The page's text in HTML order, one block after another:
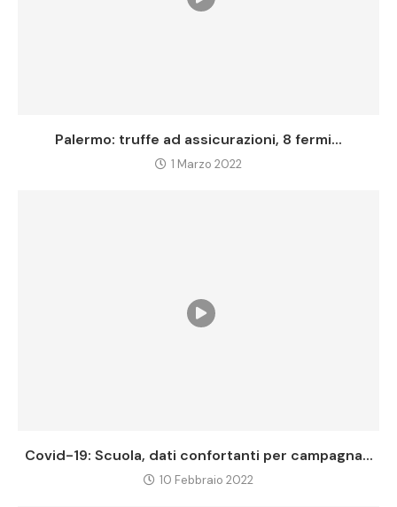
Palermo: truffe ad assicurazioni, 8 fermi...
1 Marzo 2022
Covid-19: Scuola, dati confortanti per campagna...
10 Febbraio 2022